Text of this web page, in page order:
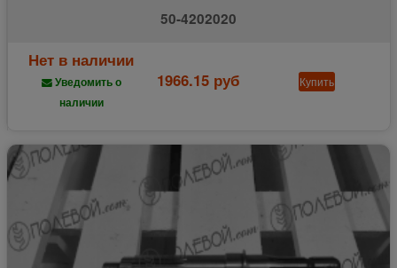
50-4202020
Нет в наличии
Уведомить о
наличии
1966.15 руб Купить